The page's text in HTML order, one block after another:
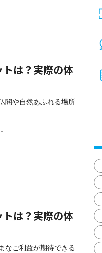
トは？実際の体
閣や自然あふれる場所
トは？実際の体
なご利益が期待できる